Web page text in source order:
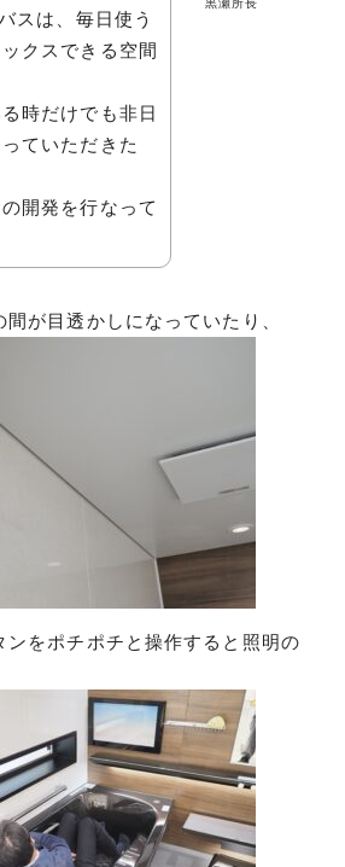
黒瀬所長
スは、毎日使う
クスできる空間
時だけでも非日
ていただきた
開発を行なって
が目透かしになっていたり、
ンをポチポチと操作すると照明の